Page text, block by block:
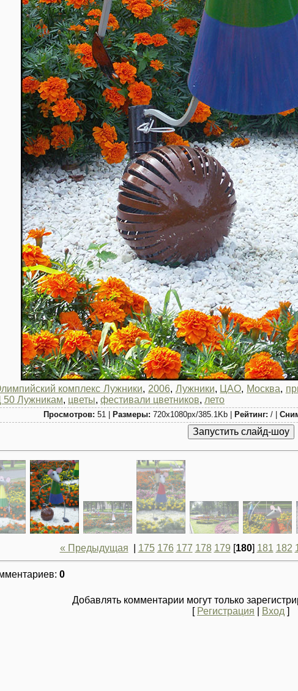
комплекс Лужники, 2006, Лужники, ЦАО, Москва,
Лужникам, цветы, фестивали цветников, лето
Просмотров: 51 | Размеры: 720x1080px/385.1Kb | Рейтинг: / |
« Предыдущая 175 176 177 178 179 [180] 181 182
: 0
Добавлять комментарии могут только
[ Регистрация Вход ]